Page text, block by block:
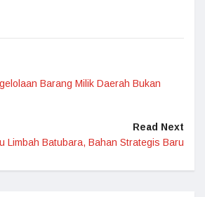
Barang Milik Daerah Bukan
Read Next
Limbah Batubara, Bahan Strategis Baru